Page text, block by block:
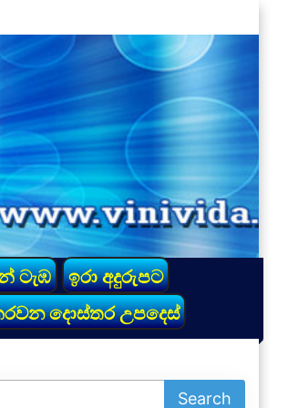
ටැඹ
ඉරා අදුරුපට
දොස්තර උපදෙස්